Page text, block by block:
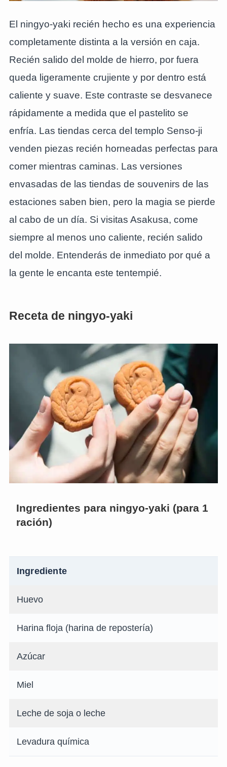
El ningyo-yaki recién hecho es una experiencia
completamente distinta a la versión en caja.
Recién salido del molde de hierro, por fuera
queda ligeramente crujiente y por dentro está
caliente y suave. Este contraste se desvanece
rápidamente a medida que el pastelito se
enfría. Las tiendas cerca del templo Senso-ji
venden piezas recién horneadas perfectas para
comer mientras caminas. Las versiones
envasadas de las tiendas de souvenirs de las
estaciones saben bien, pero la magia se pierde
al cabo de un día. Si visitas Asakusa, come
siempre al menos uno caliente, recién salido
del molde. Entenderás de inmediato por qué a
la gente le encanta este tentempié.
Receta de ningyo-yaki
Ingredientes para ningyo-yaki (para 1
ración)
Ingrediente
Huevo
Harina floja (harina de repostería)
Azúcar
Miel
Leche de soja o leche
Levadura química